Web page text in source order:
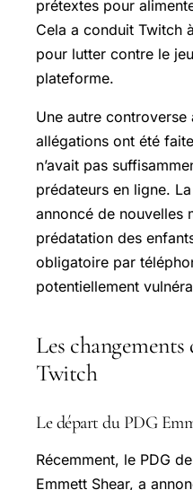
prétextes pour
Cela a conduit Twitch
pour lutter contre le
plateforme.
Une autre
allégations ont été
n’avait pas
prédateurs en ligne.
annoncé de nouvelles
prédatation des
obligatoire par
potentiellement
Les
Twitch
Le départ du PDG
Récemment, le PDG
Emmett Shear, a